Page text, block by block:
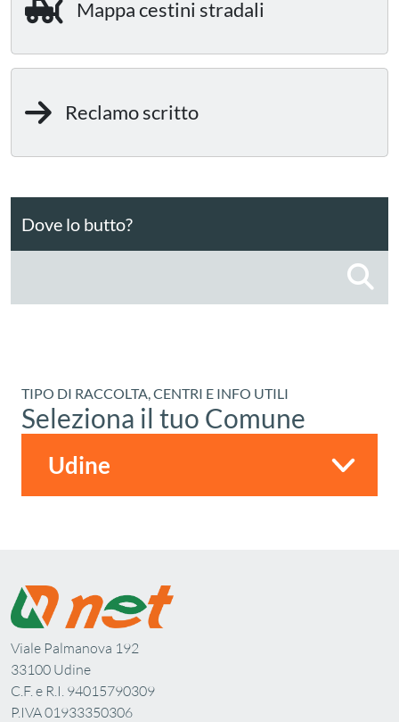
Mappa cestini stradali
Reclamo scritto
Dove lo butto?
TIPO DI RACCOLTA, CENTRI E INFO UTILI
Seleziona il tuo Comune
Viale Palmanova 192
33100 Udine
C.F. e R.I. 94015790309
P.IVA 01933350306